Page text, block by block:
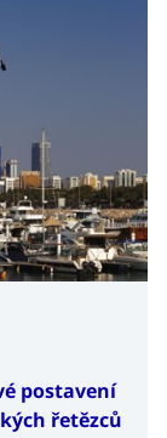
postavení
řetězců